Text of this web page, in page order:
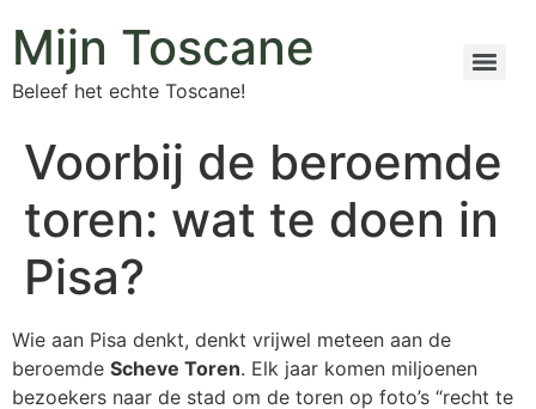
Mijn Toscane
Beleef het echte Toscane!
Voorbij de beroemde
toren: wat te doen in
Pisa?
Wie aan Pisa denkt, denkt vrijwel meteen aan de
beroemde Scheve Toren. Elk jaar komen miljoenen
bezoekers naar de stad om de toren op foto’s “recht te